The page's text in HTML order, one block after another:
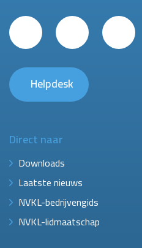
Helpdesk
Direct naar
Downloads
Laatste nieuws
NVKL-bedrijvengids
NVKL-lidmaatschap